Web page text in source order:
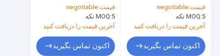
قیمت:negotiable
MOQ:5 تکه
آخرین قیمت را دریافت کنید
اکنون تماس بگیرید
3Phase 5M
قیمت:negotiable
MOQ:5 تکه
آخرین قیمت را دریافت کنید
اکنون تماس بگیرید